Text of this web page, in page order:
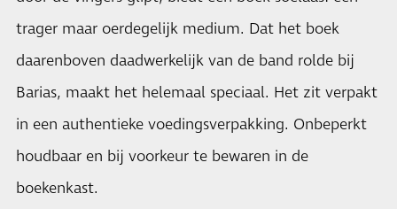
trager maar oerdegelijk medium. Dat het boek
daarenboven daadwerkelijk van de band rolde bij
Barias, maakt het helemaal speciaal. Het zit verpakt
in een authentieke voedingsverpakking. Onbeperkt
houdbaar en bij voorkeur te bewaren in de
boekenkast.